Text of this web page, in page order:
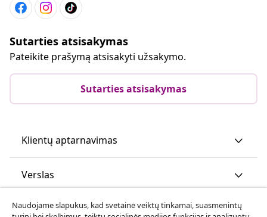
Sutarties atsisakymas
Pateikite prašymą atsisakyti užsakymo.
Sutarties atsisakymas
Klientų aptarnavimas
Verslas
vidaXL
Naudojame slapukus, kad svetainė veiktų tinkamai, suasmenintų